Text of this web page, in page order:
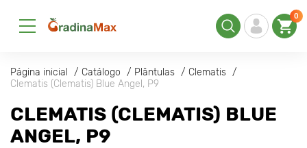
0
Página inicial Catálogo Plântulas
Clematis
Clematis (Clematis) Blue Angel, P9
CLEMATIS (CLEMATIS) BLUE
ANGEL, P9